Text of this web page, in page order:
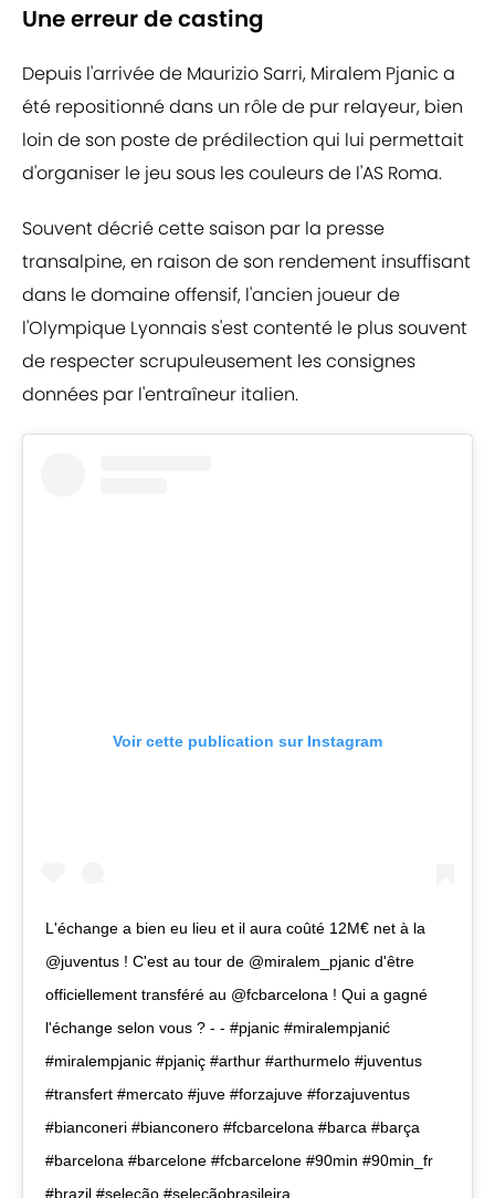
Une erreur de casting
Depuis l'arrivée de Maurizio Sarri, Miralem Pjanic a
été repositionné dans un rôle de pur relayeur, bien
loin de son poste de prédilection qui lui permettait
d'organiser le jeu sous les couleurs de l'AS Roma.
Souvent décrié cette saison par la presse
transalpine, en raison de son rendement insuffisant
dans le domaine offensif, l'ancien joueur de
l'Olympique Lyonnais s'est contenté le plus souvent
de respecter scrupuleusement les consignes
données par l'entraîneur italien.
Voir cette publication sur Instagram
L'échange a bien eu lieu et il aura coûté 12M€ net à la
@juventus ! C'est au tour de @miralem_pjanic d'être
officiellement transféré au @fcbarcelona ! Qui a gagné
l'échange selon vous ? - - #pjanic #miralempjanić
#miralempjanic #pjaniç #arthur #arthurmelo #juventus
#transfert #mercato #juve #forzajuve #forzajuventus
#bianconeri #bianconero #fcbarcelona #barca #barça
#barcelona #barcelone #fcbarcelone #90min #90min_fr
#brazil #seleção #seleçãobrasileira